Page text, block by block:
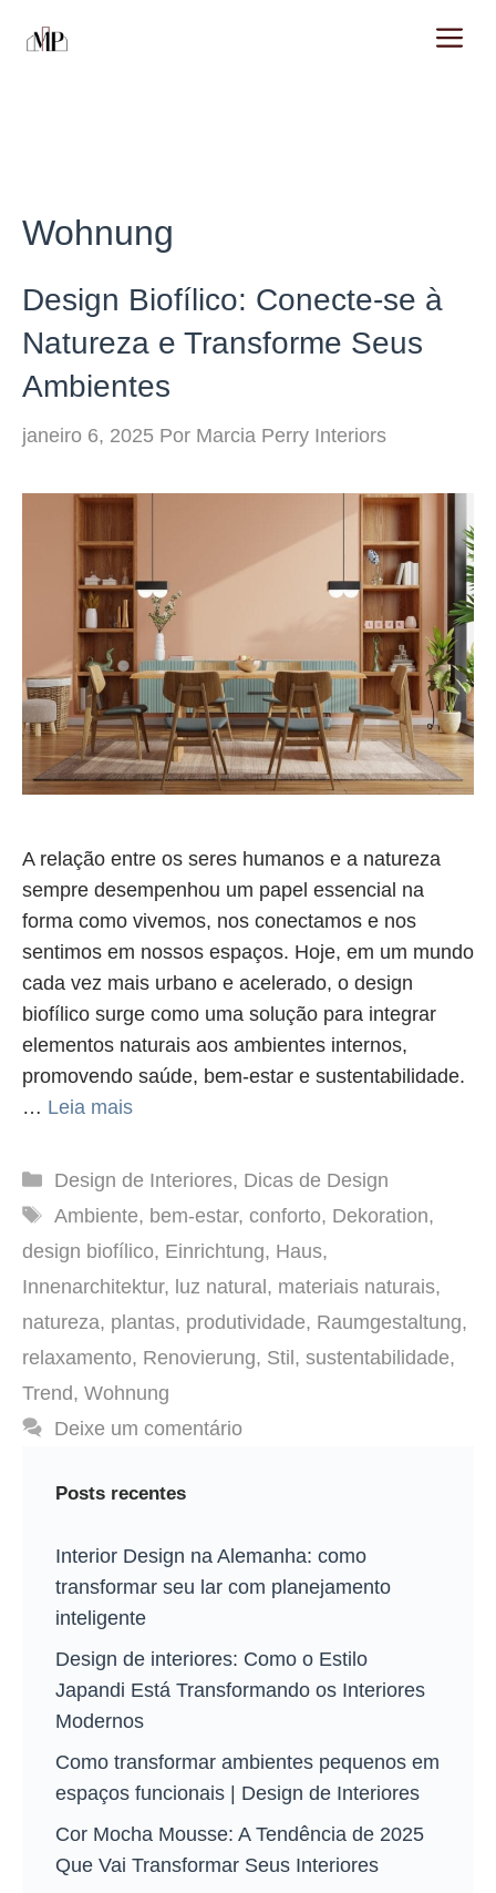
para
Wohnung
Design Biofílico: Conecte-se à
Natureza e Transforme Seus
Ambientes
janeiro 6, 2025 Por Marcia Perry Interiors
A relação entre os seres humanos e a natureza
sempre desempenhou um papel essencial na
forma como vivemos, nos conectamos e nos
sentimos em nossos espaços. Hoje, em um mundo
cada vez mais urbano e acelerado, o design
biofílico surge como uma solução para integrar
elementos naturais aos ambientes internos,
promovendo saúde, bem-estar e sustentabilidade.
… Leia mais
Categorias
Design de Interiores, Dicas de Design
Tags
Ambiente, bem-estar, conforto, Dekoration,
design biofílico, Einrichtung, Haus,
Innenarchitektur, luz natural, materiais naturais,
natureza, plantas, produtividade, Raumgestaltung,
relaxamento, Renovierung, Stil, sustentabilidade,
Trend, Wohnung
Deixe um comentário
Posts recentes
Interior Design na Alemanha: como
transformar seu lar com planejamento
inteligente
Design de interiores: Como o Estilo
Japandi Está Transformando os Interiores
Modernos
Como transformar ambientes pequenos em
espaços funcionais | Design de Interiores
Cor Mocha Mousse: A Tendência de 2025
Que Vai Transformar Seus Interiores